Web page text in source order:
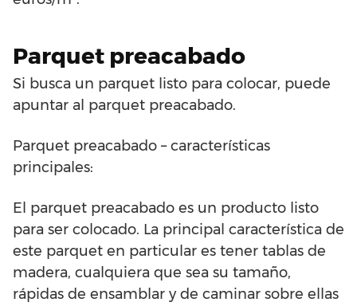
Parquet preacabado
Si busca un parquet listo para colocar, puede
apuntar al parquet preacabado.
Parquet preacabado – características
principales:
El parquet preacabado es un producto listo
para ser colocado. La principal característica de
este parquet en particular es tener tablas de
madera, cualquiera que sea su tamaño,
rápidas de ensamblar y de caminar sobre ellas